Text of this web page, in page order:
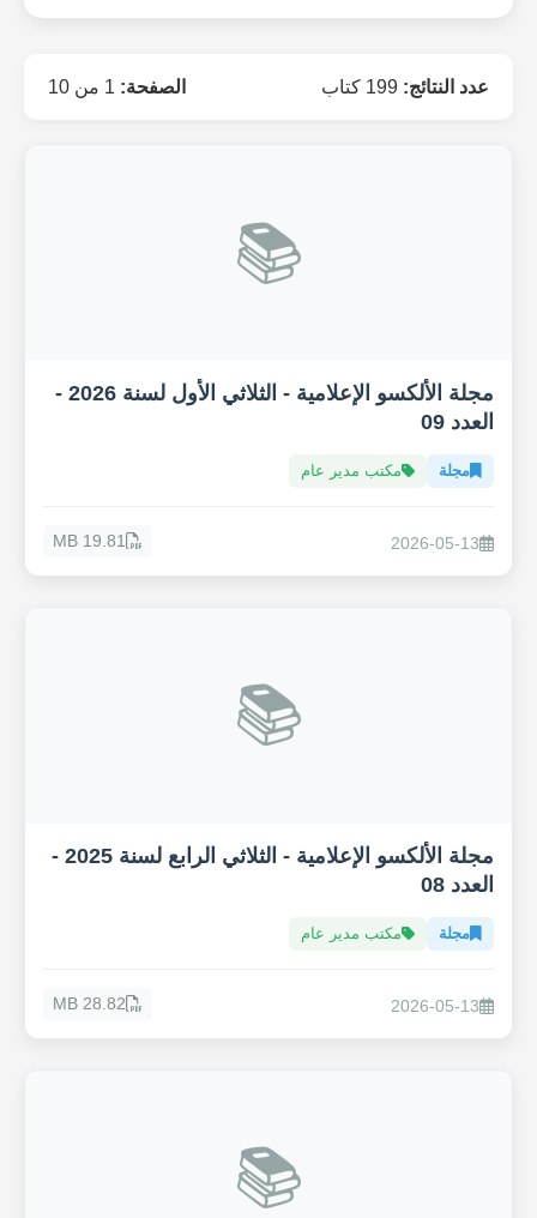
عدد النتائج: الصفحة:
📚
مجلة الألكسو الإعلامية - الثلاثي الأول لسنة 2026 -
العدد 09
مجلة مكتب مدير عام
2026-05-13
19.81 MB
📚
مجلة الألكسو الإعلامية - الثلاثي الرابع لسنة 2025 -
العدد 08
مجلة مكتب مدير عام
2026-05-13
28.82 MB
📚